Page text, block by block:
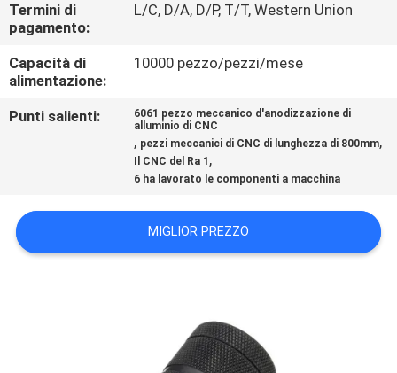
CHIEDI
UN
PREVENTIVO
SITO
Termini di
pagamento:
L/C, D/A, D/P, T/T, Western Union
Capacità di
alimentazione:
10000 pezzo/pezzi/mese
Punti salienti:
6061 pezzo meccanico d'anodizzazione di
alluminio di CNC
, pezzi meccanici di CNC di lunghezza di 800mm,
Il CNC del Ra 1 ,
6 ha lavorato le componenti a macchina
MIGLIOR PREZZO